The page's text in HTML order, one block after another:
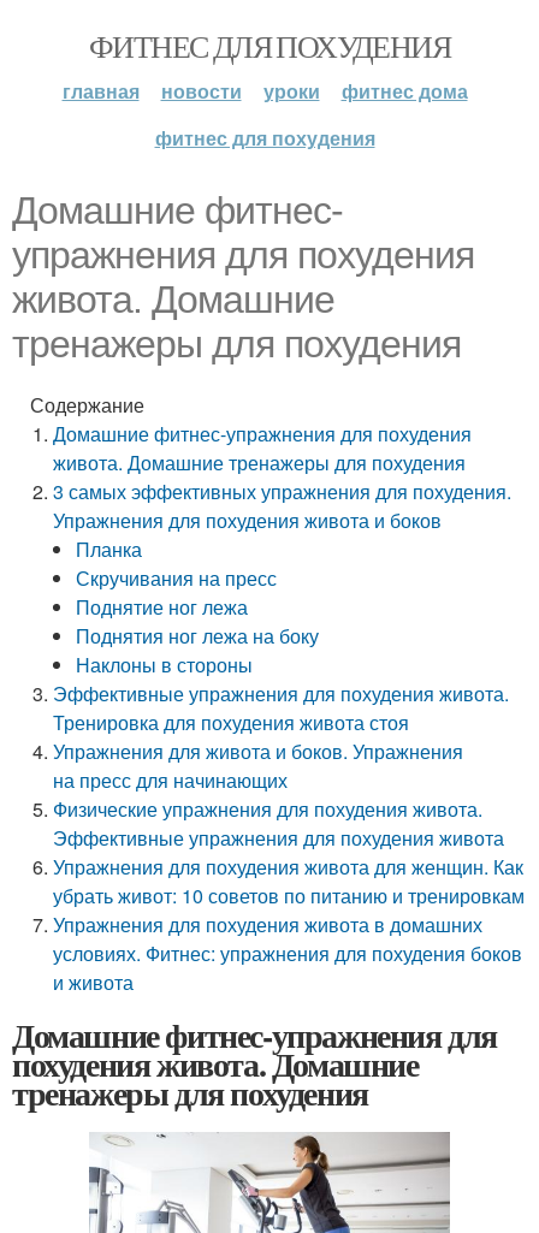
ФИТНЕС ДЛЯ ПОХУДЕНИЯ
главная новости уроки
фитнес дома
фитнес для похудения
Домашние фитнес-
упражнения для похудения
живота. Домашние
тренажеры для похудения
Содержание
Домашние фитнес-упражнения для похудения
живота. Домашние тренажеры для похудения
3 самых эффективных упражнения для похудения.
Упражнения для похудения живота и боков
Планка
Скручивания на пресс
Поднятие ног лежа
Поднятия ног лежа на боку
Наклоны в стороны
Эффективные упражнения для похудения живота.
Тренировка для похудения живота стоя
Упражнения для живота и боков. Упражнения
на пресс для начинающих
Физические упражнения для похудения живота.
Эффективные упражнения для похудения живота
Упражнения для похудения живота для женщин. Как
убрать живот: 10 советов по питанию и тренировкам
Упражнения для похудения живота в домашних
условиях. Фитнес: упражнения для похудения боков
и живота
Домашние фитнес-упражнения для
похудения живота. Домашние
тренажеры для похудения